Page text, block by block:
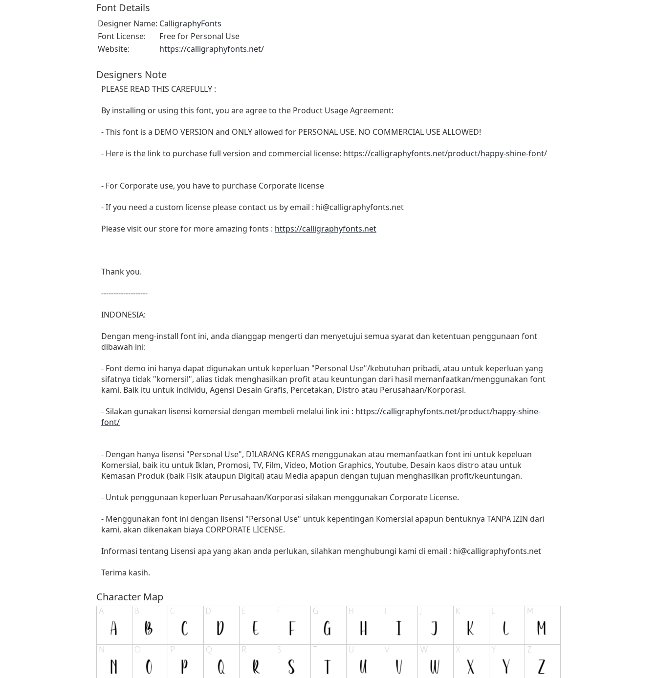
Font Details
Designer Name: CalligraphyFonts
Font License:
Free for Personal Use
Website:
https://calligraphyfonts.net/
Designers Note
PLEASE READ THIS CAREFULLY :
By installing or using this font, you are agree to the Product Usage Agreement:
- This font is a DEMO VERSION and ONLY allowed for PERSONAL USE. NO COMMERCIAL USE ALLOWED!
- Here is the link to purchase full version and commercial license: https://calligraphyfonts.net/product/happy-shine-font/
- For Corporate use, you have to purchase Corporate license
- If you need a custom license please contact us by email : hi@calligraphyfonts.net
Please visit our store for more amazing fonts : https://calligraphyfonts.net
Thank you.
-------------------
INDONESIA:
Dengan meng-install font ini, anda dianggap mengerti dan menyetujui semua syarat dan ketentuan penggunaan font
dibawah ini:
- Font demo ini hanya dapat digunakan untuk keperluan "Personal Use"/kebutuhan pribadi, atau untuk keperluan yang
sifatnya tidak "komersil", alias tidak menghasilkan profit atau keuntungan dari hasil memanfaatkan/menggunakan font
kami. Baik itu untuk individu, Agensi Desain Grafis, Percetakan, Distro atau Perusahaan/Korporasi.
- Silakan gunakan lisensi komersial dengan membeli melalui link ini : https://calligraphyfonts.net/product/happy-shine-
font/
- Dengan hanya lisensi "Personal Use", DILARANG KERAS menggunakan atau memanfaatkan font ini untuk kepeluan
Komersial, baik itu untuk Iklan, Promosi, TV, Film, Video, Motion Graphics, Youtube, Desain kaos distro atau untuk
Kemasan Produk (baik Fisik ataupun Digital) atau Media apapun dengan tujuan menghasilkan profit/keuntungan.
- Untuk penggunaan keperluan Perusahaan/Korporasi silakan menggunakan Corporate License.
- Menggunakan font ini dengan lisensi "Personal Use" untuk kepentingan Komersial apapun bentuknya TANPA IZIN dari
kami, akan dikenakan biaya CORPORATE LICENSE.
Informasi tentang Lisensi apa yang akan anda perlukan, silahkan menghubungi kami di email : hi@calligraphyfonts.net
Terima kasih.
Character Map